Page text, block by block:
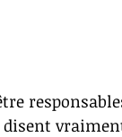
disent